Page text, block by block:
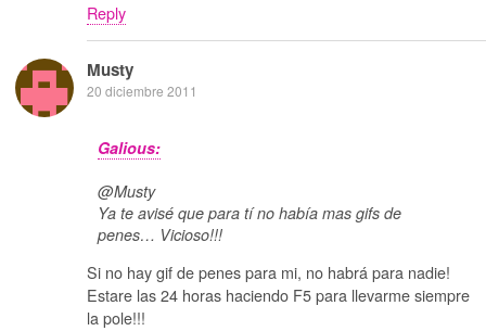
Reply
Musty
20 diciembre 2011
Galious:
@Musty
Ya te avisé que para tí no había mas gifs de
penes… Vicioso!!!
Si no hay gif de penes para mi, no habrá para nadie!
Estare las 24 horas haciendo F5 para llevarme siempre
la pole!!!